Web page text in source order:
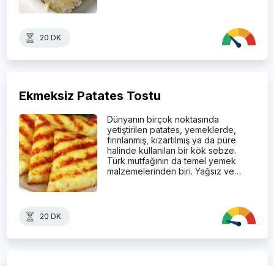
20 DK
Ekmeksiz Patates Tostu
Dünyanın birçok noktasında
yetiştirilen patates, yemeklerde,
fırınlanmış, kızartılmış ya da püre
halinde kullanılan bir kök sebze.
Türk mutfağının da temel yemek
malzemelerinden biri. Yağsız ve…
20 DK